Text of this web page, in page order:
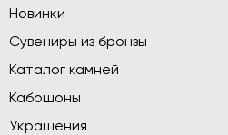
Новинки
Сувениры из бронзы
Каталог камней
Кабошоны
Украшения